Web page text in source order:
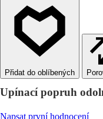
Upínací popruh
Napsat první hodnocení